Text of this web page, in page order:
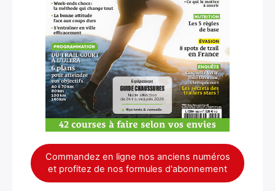
Commandez en ligne nos anciens numéros
et profitez de nos formules d'abonnement